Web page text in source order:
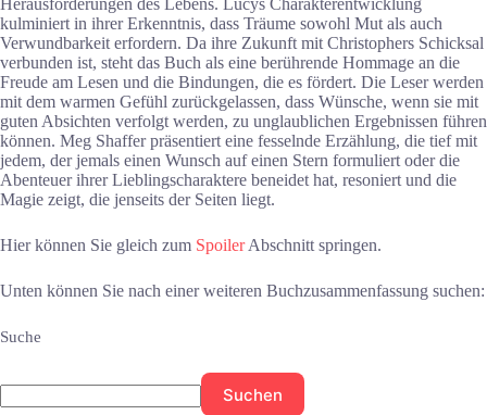
Herausforderungen des Lebens. Lucys Charakterentwicklung
kulminiert in ihrer Erkenntnis, dass Träume sowohl Mut als auch
Verwundbarkeit erfordern. Da ihre Zukunft mit Christophers Schicksal
verbunden ist, steht das Buch als eine berührende Hommage an die
Freude am Lesen und die Bindungen, die es fördert. Die Leser werden
mit dem warmen Gefühl zurückgelassen, dass Wünsche, wenn sie mit
guten Absichten verfolgt werden, zu unglaublichen Ergebnissen führen
können. Meg Shaffer präsentiert eine fesselnde Erzählung, die tief mit
jedem, der jemals einen Wunsch auf einen Stern formuliert oder die
Abenteuer ihrer Lieblingscharaktere beneidet hat, resoniert und die
Magie zeigt, die jenseits der Seiten liegt.
Hier können Sie gleich zum SpoilerAbschnitt springen.
Unten können Sie nach einer weiteren Buchzusammenfassung suchen:
Suche
Suchen